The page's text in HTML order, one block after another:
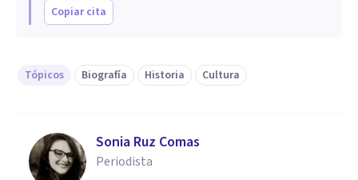
Copiar cita
Tópicos Biografía Historia Cultura
Sonia Ruz Comas
Periodista